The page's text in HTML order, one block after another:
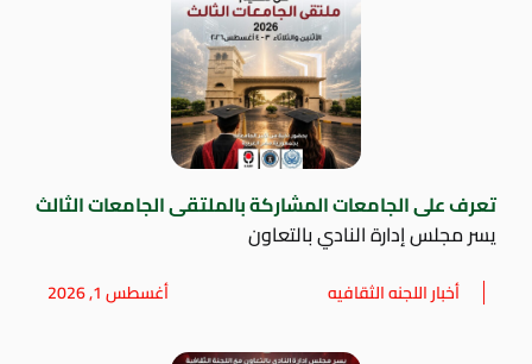
تعرف على الجامعات المشاركة بالملتقى الجامعات الثالث
يسر مجلس إدارة النادي بالتعاون
أخبار اللجنه الثقافيه أغسطس 1, 2026